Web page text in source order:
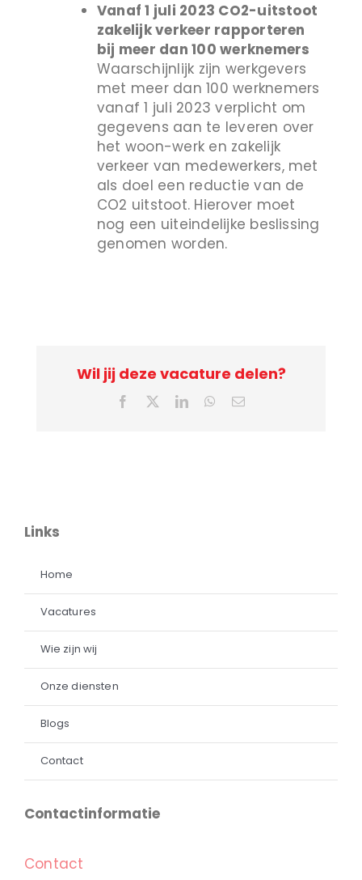
Vanaf 1 juli 2023 CO2-uitstoot
zakelijk verkeer rapporteren
bij meer dan 100 werknemers
Waarschijnlijk zijn werkgevers
met meer dan 100 werknemers
vanaf 1 juli 2023 verplicht om
gegevens aan te leveren over
het woon-werk en zakelijk
verkeer van medewerkers, met
als doel een reductie van de
CO2 uitstoot. Hierover moet
nog een uiteindelijke beslissing
genomen worden.
Wil jij deze vacature delen?
FacebookLinkedInWhatsApp
E-
Links
Home
Vacatures
Wie zijn wij
Onze diensten
Blogs
Contact
Contactinformatie
Contact